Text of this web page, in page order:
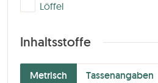
▢Löffel
Inhaltsstoffe
Metrisch Tassenangaben